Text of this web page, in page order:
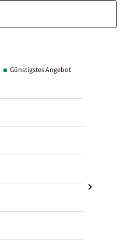
Günstigstes Angebot